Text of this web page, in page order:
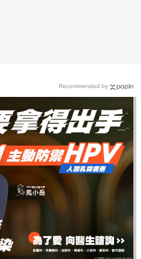
Recommended by